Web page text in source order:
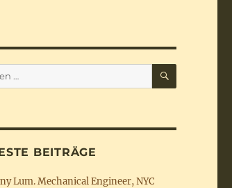
SUCHEN
BEITRÄGE
Lum. Mechanical Engineer, NYC